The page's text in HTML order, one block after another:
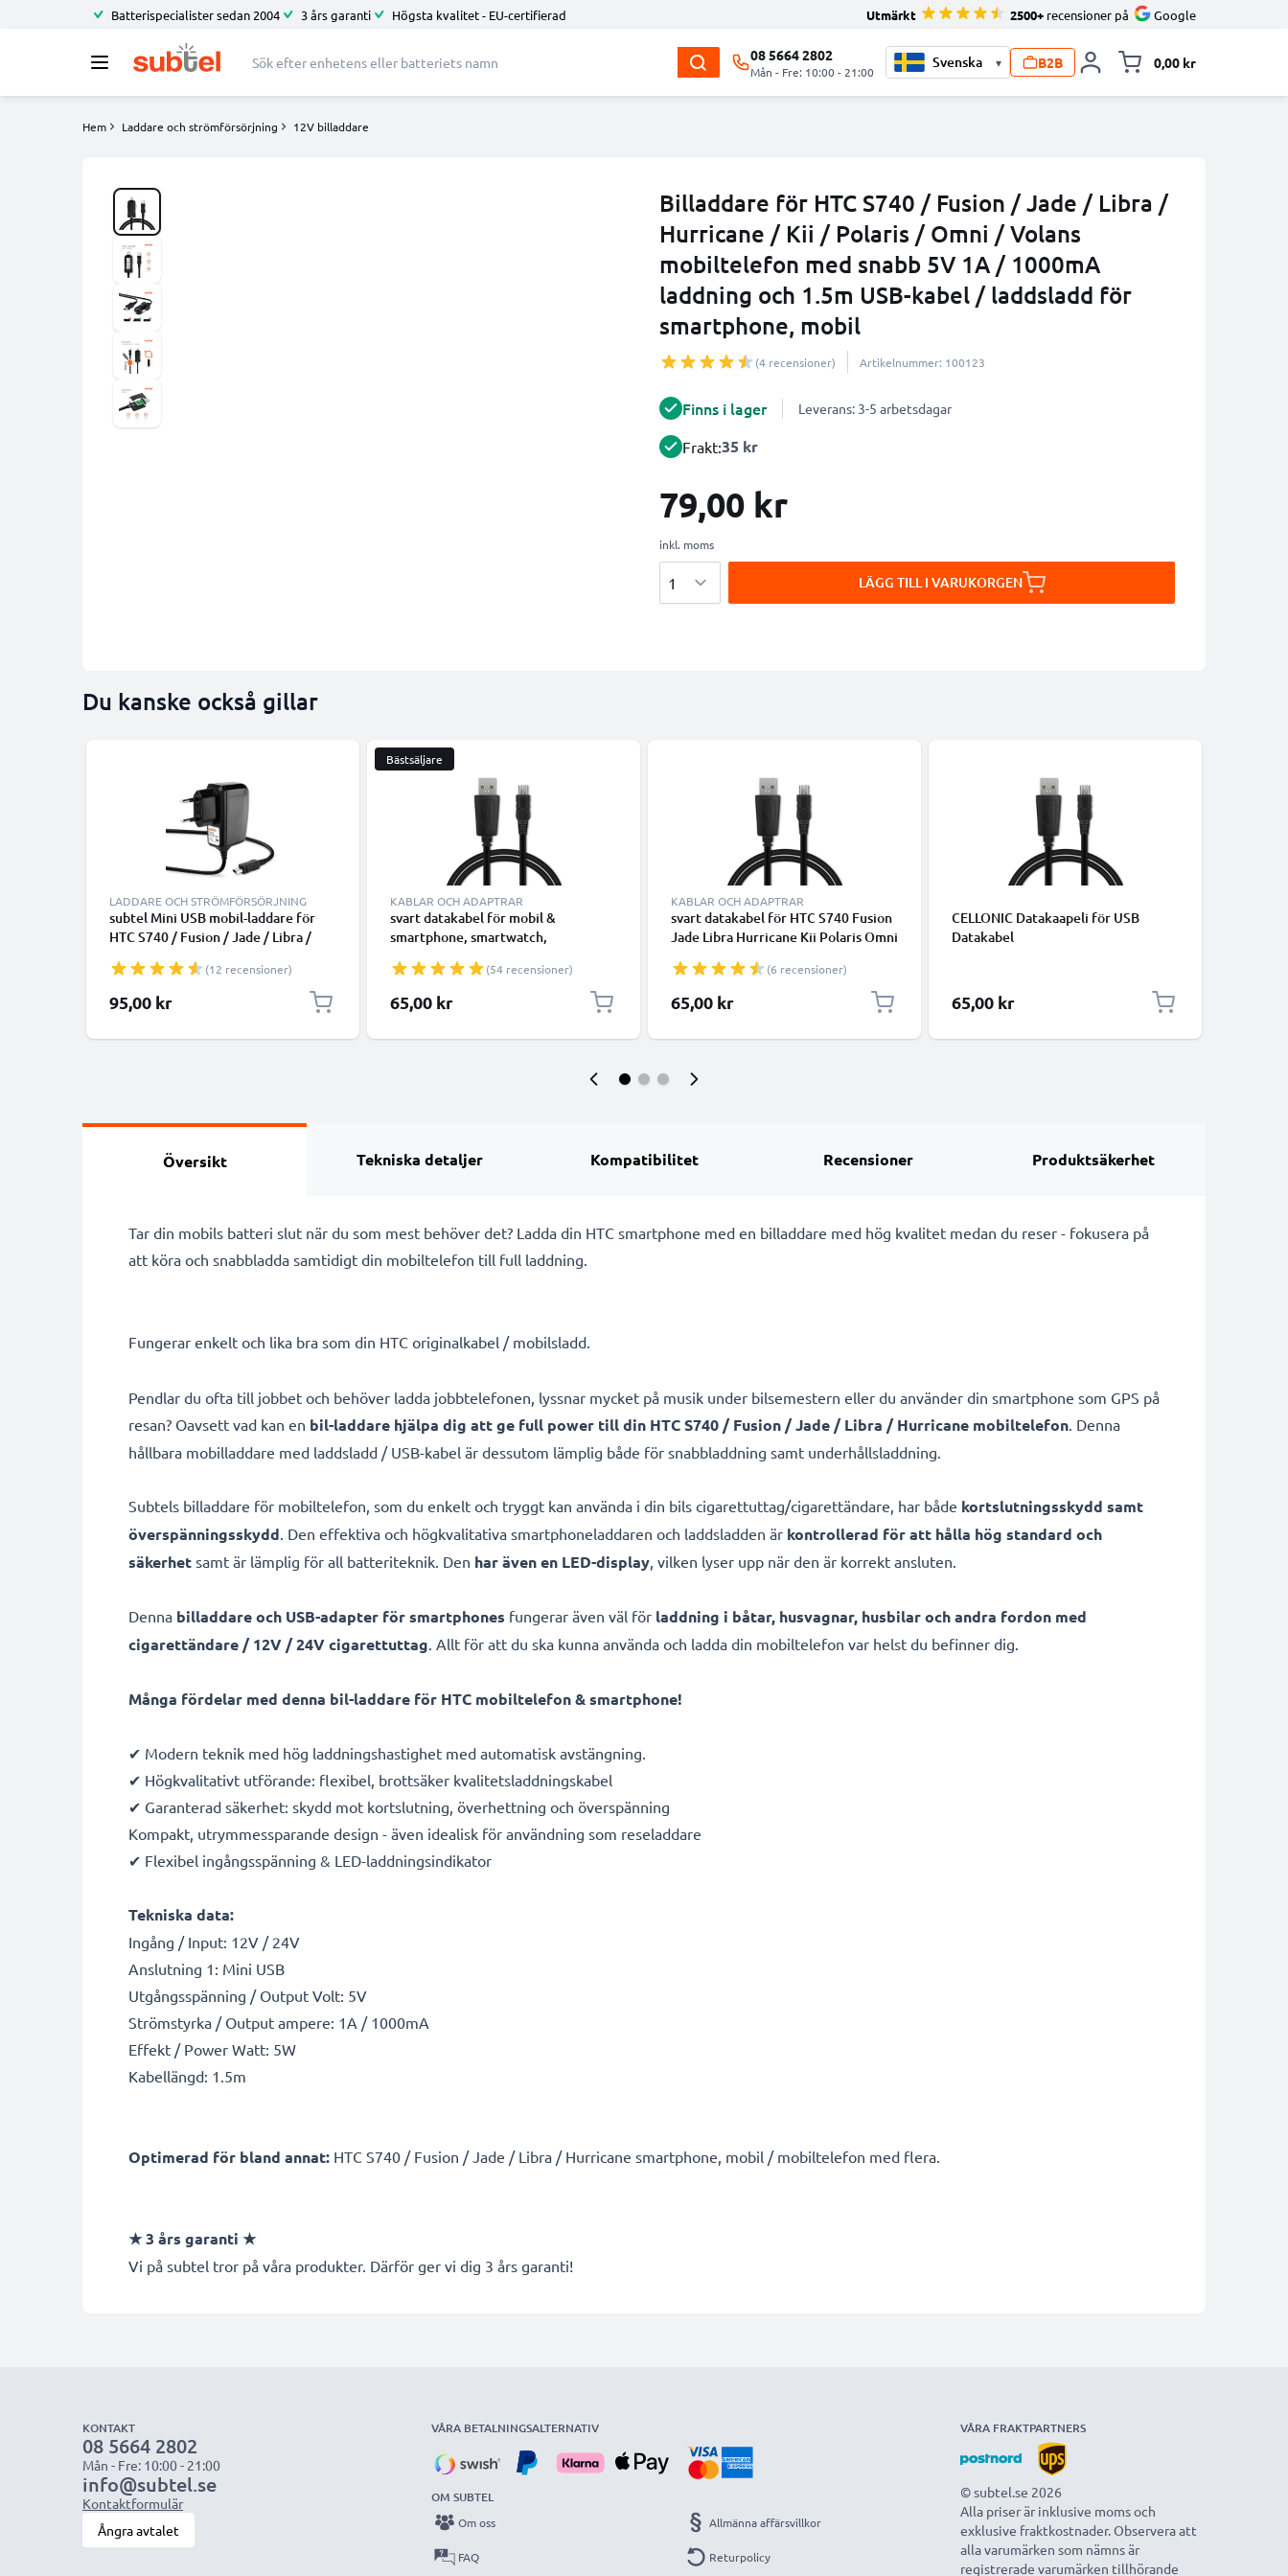
Batterispecialister sedan 2004 3 års garanti Högsta kvalitet - EU-certifierad Utmärkt 2500+ recensioner på Google
08 5664 2802
Mån - Fre: 10:00 - 21:00
▾ B2B 0,00 kr
Hem Laddare och strömförsörjning 12V billaddare
Billaddare för HTC S740 / Fusion / Jade / Libra /
Hurricane / Kii / Polaris / Omni / Volans
mobiltelefon med snabb 5V 1A / 1000mA
laddning och 1.5m USB-kabel / laddsladd för
smartphone, mobil
(4 recensioner) Artikelnummer: 100123
Finns i lager Leverans: 3-5 arbetsdagar
Frakt:35 kr
79,00 kr
inkl. moms
LÄGG TILL I VARUKORGEN
Du kanske också gillar
LADDARE OCH STRÖMFÖRSÖRJNING
subtel Mini USB mobil-laddare för
HTC S740 / Fusion / Jade / Libra /
5W 1A / 1000mA snabbladdning -
strömadapter för mobiltelefon med
1.1m lång kabel
(12 recensioner)
95,00 kr
Bästsäljare
KABLAR OCH ADAPTRAR
svart datakabel för mobil &
smartphone, smartwatch,
hörlurar - 1m 1A för snabb
överföring - PVC USB-sladd
(54 recensioner)
65,00 kr
KABLAR OCH ADAPTRAR
svart datakabel för HTC S740 Fusion
Jade Libra Hurricane Kii Polaris Omni
1m 1A för snabb överföring - PVC
USB-sladd
(6 recensioner)
65,00 kr
CELLONIC Datakaapeli för USB
Datakabel
65,00 kr
Översikt Tekniska detaljer Kompatibilitet Recensioner Produktsäkerhet
Tar din mobils batteri slut när du som mest behöver det? Ladda din HTC smartphone med en billaddare med hög kvalitet medan du reser - fokusera på
att köra och snabbladda samtidigt din mobiltelefon till full laddning.
Fungerar enkelt och lika bra som din HTC originalkabel / mobilsladd.
Pendlar du ofta till jobbet och behöver ladda jobbtelefonen, lyssnar mycket på musik under bilsemestern eller du använder din smartphone som GPS på
resan? Oavsett vad kan en bil-laddare hjälpa dig att ge full power till din HTC S740 / Fusion / Jade / Libra / Hurricane mobiltelefon. Denna
hållbara mobilladdare med laddsladd / USB-kabel är dessutom lämplig både för snabbladdning samt underhållsladdning.
Subtels billaddare för mobiltelefon, som du enkelt och tryggt kan använda i din bils cigarettuttag/cigarettändare, har både kortslutningsskydd samt
överspänningsskydd. Den effektiva och högkvalitativa smartphoneladdaren och laddsladden är kontrollerad för att hålla hög standard och
säkerhet samt är lämplig för all batteriteknik. Den har även en LED-display, vilken lyser upp när den är korrekt ansluten.
Denna billaddare och USB-adapter för smartphones fungerar även väl för laddning i båtar, husvagnar, husbilar och andra fordon med
cigarettändare / 12V / 24V cigarettuttag. Allt för att du ska kunna använda och ladda din mobiltelefon var helst du befinner dig.
Många fördelar med denna bil-laddare för HTC mobiltelefon & smartphone!
✔ Modern teknik med hög laddningshastighet med automatisk avstängning.
✔ Högkvalitativt utförande: flexibel, brottsäker kvalitetsladdningskabel
✔ Garanterad säkerhet: skydd mot kortslutning, överhettning och överspänning
Kompakt, utrymmessparande design - även idealisk för användning som reseladdare
✔ Flexibel ingångsspänning & LED-laddningsindikator
Tekniska data:
Ingång / Input: 12V / 24V
Anslutning 1: Mini USB
Utgångsspänning / Output Volt: 5V
Strömstyrka / Output ampere: 1A / 1000mA
Effekt / Power Watt: 5W
Kabellängd: 1.5m
Optimerad för bland annat: HTC S740 / Fusion / Jade / Libra / Hurricane smartphone, mobil / mobiltelefon med flera.
★3 års garanti ★
Vi på subtel tror på våra produkter. Därför ger vi dig 3 års garanti!
KONTAKT
08 5664 2802
Mån - Fre: 10:00 - 21:00
info@subtel.se
Kontaktformulär
Ångra avtalet
VÅRA BETALNINGSALTERNATIV
OM SUBTEL
Om oss
FAQ
Allmänna affärsvillkor
Returpolicy
VÅRA FRAKTPARTNERS
© subtel.se 2026
Alla priser är inklusive moms och
exklusive fraktkostnader. Observera att
alla varumärken som nämns är
registrerade varumärken tillhörande